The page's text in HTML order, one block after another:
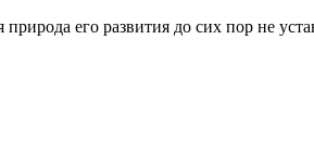
его развития до сих пор не